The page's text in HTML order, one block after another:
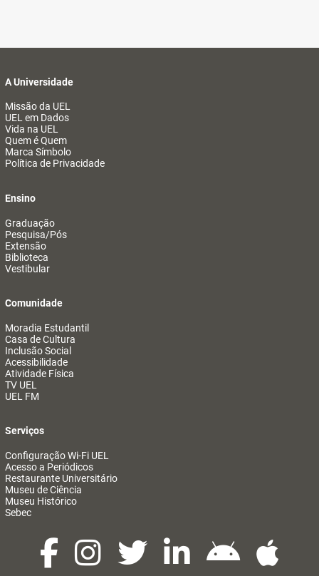
A Universidade
Missão da UEL
UEL em Dados
Vida na UEL
Quem é Quem
Marca Símbolo
Política de Privacidade
Ensino
Graduação
Pesquisa/Pós
Extensão
Biblioteca
Vestibular
Comunidade
Moradia Estudantil
Casa de Cultura
Inclusão Social
Acessibilidade
Atividade Física
TV UEL
UEL FM
Serviços
Configuração Wi-Fi UEL
Acesso a Periódicos
Restaurante Universitário
Museu de Ciência
Museu Histórico
Sebec